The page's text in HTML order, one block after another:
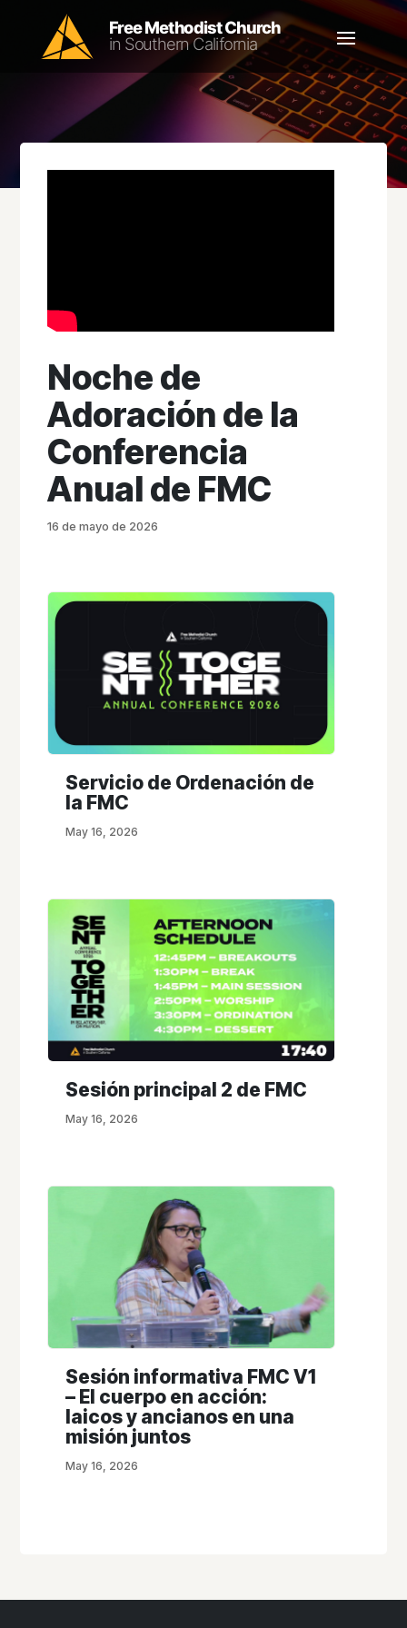
Noche de
Adoración de la
Conferencia
Anual de FMC
16 de mayo de 2026
Servicio de Ordenación de
la FMC
May 16, 2026
Sesión principal 2 de FMC
May 16, 2026
Sesión informativa FMC V1
– El cuerpo en acción:
laicos y ancianos en una
misión juntos
May 16, 2026